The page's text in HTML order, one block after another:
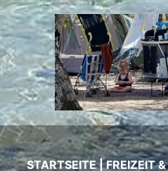
STARTSEITE|FREIZEIT